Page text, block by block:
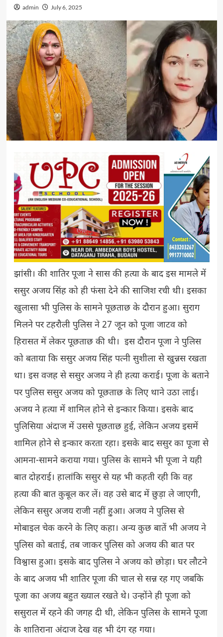
admin July 6, 2025
झांसी। की शातिर पूजा ने सास की हत्या के बाद इस मामले में
ससुर अजय सिंह को ही फंसा देने की साजिश रची थी। इसका
खुलासा भी पुलिस के सामने पूछताछ के दौरान हुआ। सुराग
मिलने पर टहरौली पुलिस ने 27 जून को पूजा जाटव को
हिरासत में लेकर पूछताछ की थी। इस दौरान पूजा ने पुलिस
को बताया कि ससुर अजय सिंह पत्नी सुशीला से खुन्नस रखता
था। इस वजह से ससुर अजय ने ही हत्या कराई। पूजा के बताने
पर पुलिस ससुर अजय को पूछताछ के लिए थाने उठा लाई।
अजय ने हत्या में शामिल होने से इन्कार किया। इसके बाद
पुलिसिया अंदाज में उससे पूछताछ हुई, लेकिन अजय इसमें
शामिल होने से इन्कार करता रहा। इसके बाद ससुर का पूजा से
आमना-सामने कराया गया। पुलिस के सामने भी पूजा ने यही
बात दोहराई। हालांकि ससुर से यह भी कहती रही कि वह
हत्या की बात कुबूल कर लें। वह उसे बाद में छुड़ा ले जाएगी,
लेकिन ससुर अजय राजी नहीं हु़आ। अजय ने पुलिस से
मोबाइल चेक करने के लिए कहा। अन्य कुछ बातें भी अजय ने
पुलिस को बताई, तब जाकर पुलिस को अजय की बात पर
विश्वास हुआ। इसके बाद पुलिस ने अजय को छोड़ा। घर लौटने
के बाद अजय भी शातिर पूजा की चाल से सन्न रह गए जबकि
पूजा का अजय बहुत ख्याल रखते थे। उन्होंने ही पूजा को
ससुराल में रहने की जगह दी थी, लेकिन पुलिस के सामने पूजा
के शातिराना अंदाज देख वह भी दंग रह गया।